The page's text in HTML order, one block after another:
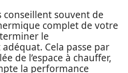
conseillent souvent de
complet de votre
le
Cela passe par
de l’espace à chauffer,
la performance